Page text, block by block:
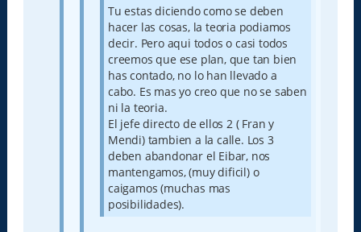
Tu estas diciendo como se deben
hacer las cosas, la teoria podiamos
decir. Pero aqui todos o casi todos
creemos que ese plan, que tan bien
has contado, no lo han llevado a
cabo. Es mas yo creo que no se saben
ni la teoria.
El jefe directo de ellos 2 ( Fran y
Mendi) tambien a la calle. Los 3
deben abandonar el Eibar, nos
mantengamos, (muy dificil) o
caigamos (muchas mas
posibilidades).